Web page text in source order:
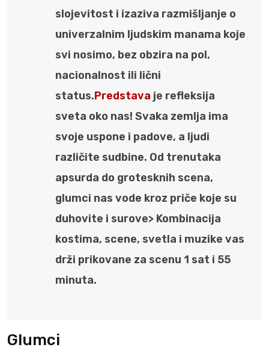
slojevitost i izaziva razmišljanje o
univerzalnim ljudskim manama koje
svi nosimo, bez obzira na pol,
nacionalnost ili lični
status.Predstava je refleksija
sveta oko nas! Svaka zemlja ima
svoje uspone i padove, a ljudi
različite sudbine. Od trenutaka
apsurda do grotesknih scena,
glumci nas vode kroz priče koje su
duhovite i surove> Kombinacija
kostima, scene, svetla i muzike vas
drži prikovane za scenu 1 sat i 55
minuta.
Glumci